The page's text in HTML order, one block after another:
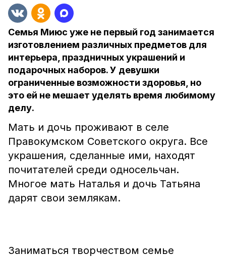
Семья Миюс уже не первый год занимается
изготовлением различных предметов для
интерьера, праздничных украшений и
подарочных наборов. У девушки
ограниченные возможности здоровья, но
это ей не мешает уделять время любимому
делу.
Мать и дочь проживают в селе
Правокумском Советского округа. Все
украшения, сделанные ими, находят
почитателей среди односельчан.
Многое мать Наталья и дочь Татьяна
дарят свои землякам.
Заниматься творчеством семье